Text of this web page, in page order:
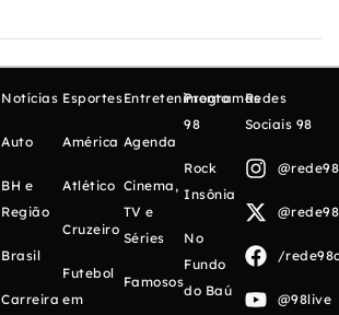
Notícias
Auto
BH e
Região
Brasil
Carreira
Esportes
América
Atlético
Cruzeiro
Futebol
em
Entretenimento
Agenda
Cinema,
TV e
Séries
Famosos
Programas
98
Rock
Insônia
No
Fundo
do Baú
Redes
Sociais 98
/
@98live